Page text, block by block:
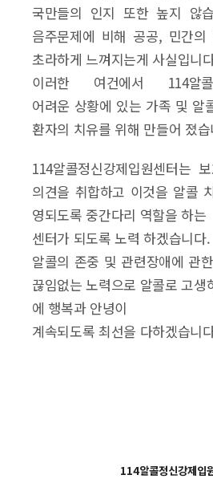
국만들의 인지 또한 높지 않
음주문제에 비해 공공, 민간
초라하게 느껴지는게 사실입니
이러한 여건에서 114알콜
어려운 상황에 있는 가족 및 알
환자의 치유를 위해 만들어 졌
114알콜정신강제입원센터는
의견을 취합하고 이것을 알콜
영되도록 중간다리 역할을 하는
센터가 되도록 노력 하겠습니다.
알콜의 존중 및 관련장애에 관
끊임없는 노력으로 알콜로 고생
에 행복과 안녕이
계속되도록 최선을 다하겠습니
114알콜정신강제입